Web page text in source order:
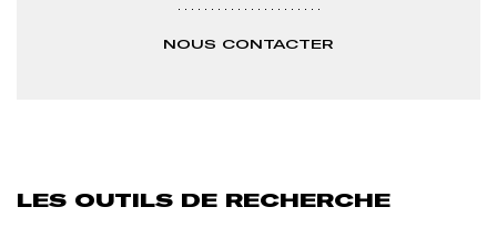
NOUS CONTACTER
LES OUTILS DE RECHERCHE